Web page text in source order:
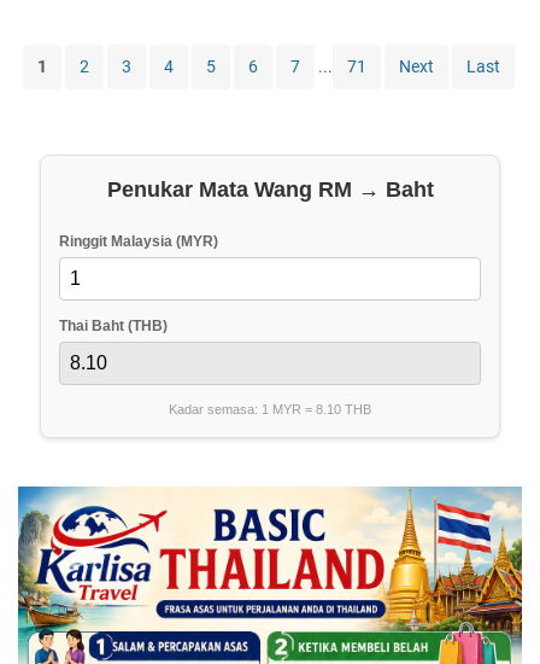
g
e
n
n
s
T
a
i
l
a
n
d
1 2 3 4 5 6 7 ... 71 Next Last
Penukar Mata Wang RM → Baht
Ringgit Malaysia (MYR)
Thai Baht (THB)
Kadar semasa: 1 MYR = 8.10 THB